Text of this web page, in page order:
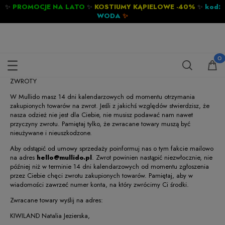
✨ PROMOCJE NA LATO ✨ KOSTIUMY KĄPIELOWE -40% ✨ kod:
WODA ✨
ZWROTY
ZWROTY
W Mullido masz 14 dni kalendarzowych od momentu otrzymania
zakupionych towarów na zwrot. Jeśli z jakichś względów stwierdzisz, że
nasza odzież nie jest dla Ciebie, nie musisz podawać nam nawet
przyczyny zwrotu. Pamiętaj tylko, że zwracane towary muszą być
nieużywane i nieuszkodzone.
Aby odstąpić od umowy sprzedaży poinformuj nas o tym fakcie mailowo
na adres hello@mullido.pl. Zwrot powinien nastąpić niezwłocznie, nie
później niż w terminie 14 dni kalendarzowych od momentu zgłoszenia
przez Ciebie chęci zwrotu zakupionych towarów. Pamiętaj, aby w
wiadomości zawrzeć numer konta, na który zwrócimy Ci środki.
Zwracane towary wyślij na adres:
KIWILAND Natalia Jezierska,